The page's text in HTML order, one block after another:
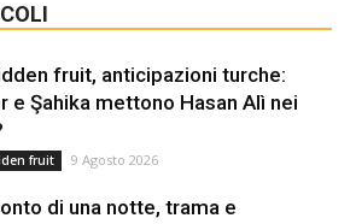
fruit, anticipazioni turche:
e Şahika mettono Hasan Alì nei
fruit 9 Agosto 2026
di una notte, trama e